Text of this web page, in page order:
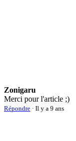
Zonigaru
Merci pour l'article ;)
Répondre · Il y a 9 ans